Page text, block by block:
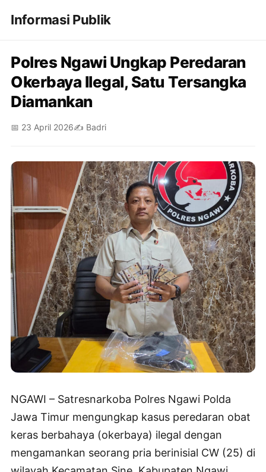
Informasi Publik
Polres Ngawi Ungkap Peredaran
Okerbaya Ilegal, Satu Tersangka
Diamankan
📅 23 April 2026✍️ Badri
NGAWI – Satresnarkoba Polres Ngawi Polda
Jawa Timur mengungkap kasus peredaran obat
keras berbahaya (okerbaya) ilegal dengan
mengamankan seorang pria berinisial CW (25) di